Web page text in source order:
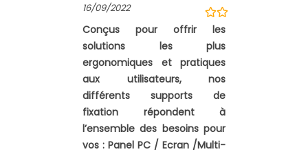
16/09/2022
Conçus pour offrir les
solutions les plus
ergonomiques et pratiques
aux utilisateurs, nos
différents supports de
fixation répondent à
l’ensemble des besoins pour
vos : Panel PC / Ecran /Multi-